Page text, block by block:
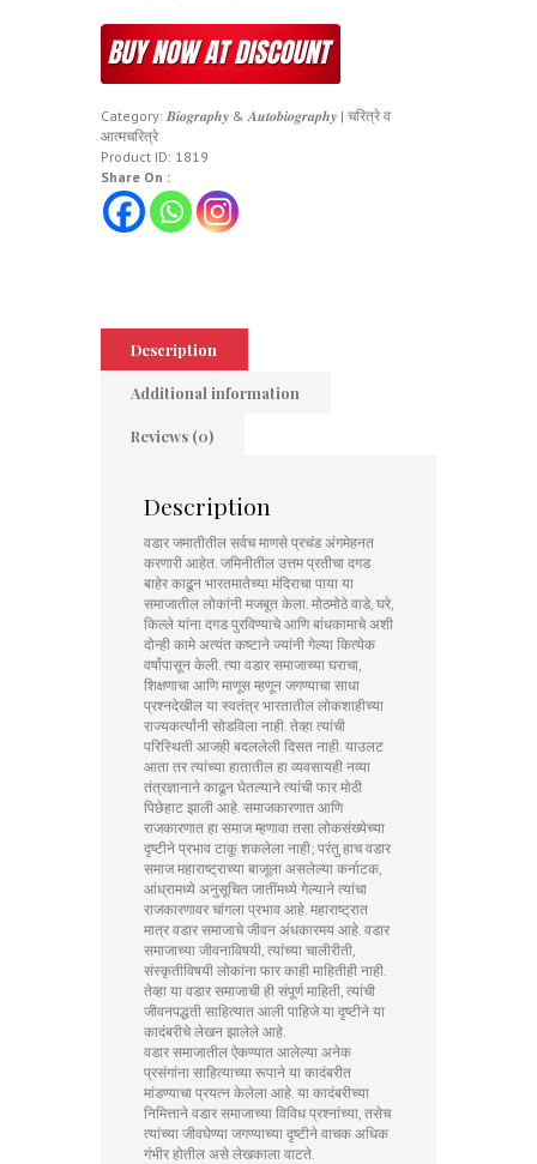
Category: 𝑩𝒊𝒐𝒈𝒓𝒂𝒑𝒉𝒚 & 𝑨𝒖𝒕𝒐𝒃𝒊𝒐𝒈𝒓𝒂𝒑𝒉𝒚 | चरित्रे व
आत्मचरित्रे
Product ID: 1819
Share On :
Description
Additional information
Reviews (0)
Description
वडार जमातीतील सर्वच माणसे प्रचंड अंगमेहनत
करणारी आहेत. जमिनीतील उत्तम प्रतीचा दगड
बाहेर काढून भारतमातेच्या मंदिराचा पाया या
समाजातील लोकांनी मजबूत केला. मोठमोठे वाडे, घरे,
किल्ले यांना दगड पुरविण्याचे आणि बांधकामाचे अशी
दोन्ही कामे अत्यंत कष्टाने ज्यांनी गेल्या कित्येक
वर्षांपासून केली. त्या वडार समाजाच्या घराचा,
शिक्षणाचा आणि माणूस म्हणून जगण्याचा साधा
प्रश्नदेखील या स्वतंत्र भारतातील लोकशाहीच्या
राज्यकर्त्यांनी सोडविला नाही. तेव्हा त्यांची
परिस्थिती आजही बदललेली दिसत नाही. याउलट
आता तर त्यांच्या हातातील हा व्यवसायही नव्या
तंत्रज्ञानाने काढून घेतल्याने त्यांची फार मोठी
पिछेहाट झाली आहे. समाजकारणात आणि
राजकारणात हा समाज म्हणावा तसा लोकसंख्येच्या
दृष्टीने प्रभाव टाकू शकलेला नाही; परंतु हाच वडार
समाज महाराष्ट्राच्या बाजूला असलेल्या कर्नाटक,
आंध्रामध्ये अनुसूचित जातींमध्ये गेल्याने त्यांचा
राजकारणावर चांगला प्रभाव आहे. महाराष्ट्रात
मात्र वडार समाजाचे जीवन अंधकारमय आहे. वडार
समाजाच्या जीवनाविषयी, त्यांच्या चालीरीती,
संस्कृतीविषयी लोकांना फार काही माहितीही नाही.
तेव्हा या वडार समाजाची ही संपूर्ण माहिती, त्यांची
जीवनपद्धती साहित्यात आली पाहिजे या दृष्टीने या
कादंबरीचे लेखन झालेले आहे.
वडार समाजातील ऐकण्यात आलेल्या अनेक
प्रसंगांना साहित्याच्या रूपाने या कादंबरीत
मांडण्याचा प्रयत्न केलेला आहे. या कादंबरीच्या
निमित्ताने वडार समाजाच्या विविध प्रश्नांच्या, तसेच
त्यांच्या जीवघेण्या जगण्याच्या दृष्टीने वाचक अधिक
गंभीर होतील असे लेखकाला वाटते.